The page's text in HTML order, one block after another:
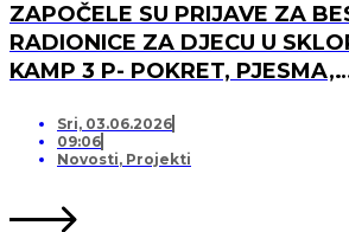
ZAPOČELE SU PRIJAVE ZA
RADIONICE ZA DJECU U
KAMP 3 P- POKRET, PJESMA,
Sri, 03.06.2026
09:06
Novosti, Projekti